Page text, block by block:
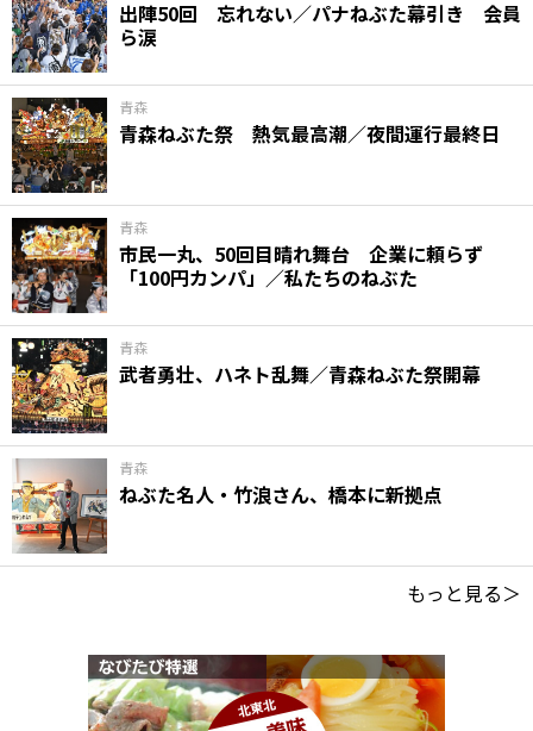
出陣50回 忘れない／パナねぶた幕引き 会員
ら涙
青森
青森ねぶた祭 熱気最高潮／夜間運行最終日
青森
市民一丸、50回目晴れ舞台 企業に頼らず
「100円カンパ」／私たちのねぶた
青森
武者勇壮、ハネト乱舞／青森ねぶた祭開幕
青森
ねぶた名人・竹浪さん、橋本に新拠点
もっと見る＞